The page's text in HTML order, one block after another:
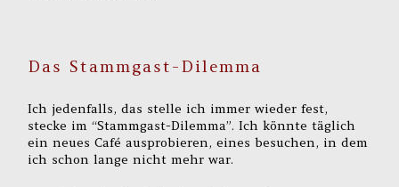
Das Stammgast-Dilemma
Ich jedenfalls, das stelle ich immer wieder fest,
stecke im “Stammgast-Dilemma”. Ich könnte täglich
ein neues Café ausprobieren, eines besuchen, in dem
ich schon lange nicht mehr war.